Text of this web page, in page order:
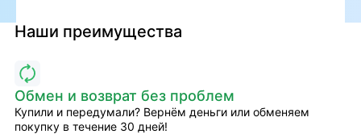
Наши преимущества
Обмен и возврат без проблем
Купили и передумали? Вернём деньги или обменяем
покупку в течение 30 дней!